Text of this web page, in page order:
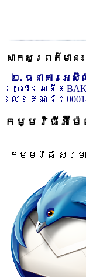
សាកសួរពត៌មាន៖
២. ធនាគារអេស៊ីលី
ឈ្មោះគណនី ៖
លេខគណនី ៖ 0001-
កម្មវិធីអ៊ីម៉ែ
កម្មវិធី សម្រា